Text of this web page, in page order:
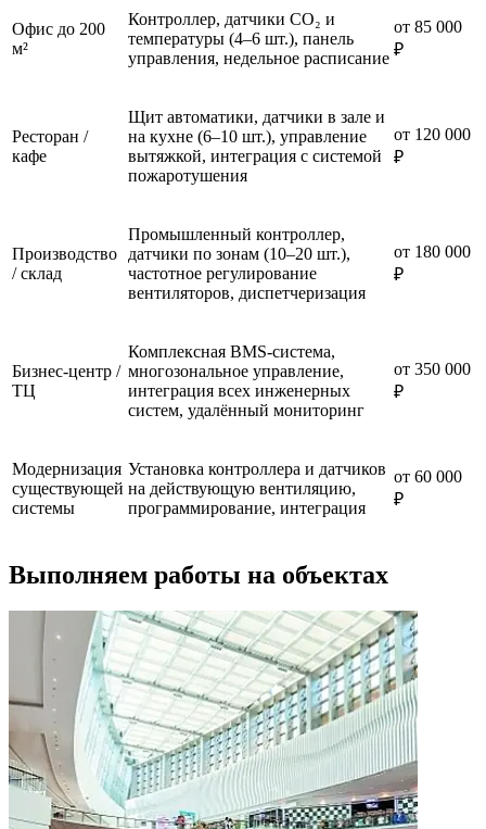
Офис до 200
м²
Контроллер, датчики CO₂ и
температуры (4–6 шт.), панель
управления, недельное расписание
от 85 000
₽
Ресторан /
кафе
Щит автоматики, датчики в зале и
на кухне (6–10 шт.), управление
вытяжкой, интеграция с системой
пожаротушения
от 120 000
₽
Производство
/ склад
Промышленный контроллер,
датчики по зонам (10–20 шт.),
частотное регулирование
вентиляторов, диспетчеризация
от 180 000
₽
Бизнес-центр /
ТЦ
Комплексная BMS-система,
многозональное управление,
интеграция всех инженерных
систем, удалённый мониторинг
от 350 000
₽
Модернизация
существующей
системы
Установка контроллера и датчиков
на действующую вентиляцию,
программирование, интеграция
от 60 000
₽
Выполняем работы на объектах